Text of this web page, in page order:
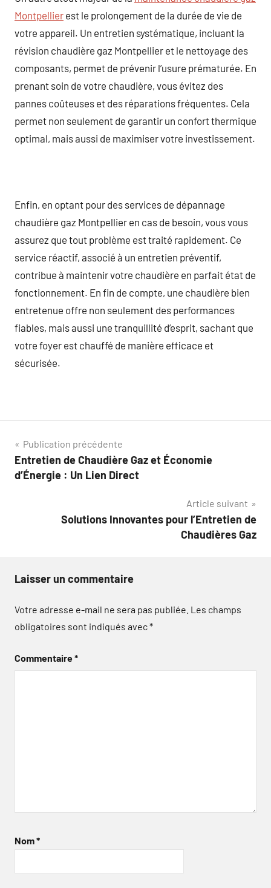
Montpellier est le prolongement de la durée de vie de
votre appareil. Un entretien systématique, incluant la
révision chaudière gaz Montpellier et le nettoyage des
composants, permet de prévenir l’usure prématurée. En
prenant soin de votre chaudière, vous évitez des
pannes coûteuses et des réparations fréquentes. Cela
permet non seulement de garantir un confort thermique
optimal, mais aussi de maximiser votre investissement.
Enfin, en optant pour des services de dépannage
chaudière gaz Montpellier en cas de besoin, vous vous
assurez que tout problème est traité rapidement. Ce
service réactif, associé à un entretien préventif,
contribue à maintenir votre chaudière en parfait état de
fonctionnement. En fin de compte, une chaudière bien
entretenue offre non seulement des performances
fiables, mais aussi une tranquillité d’esprit, sachant que
votre foyer est chauffé de manière efficace et
sécurisée.
Navigation
de
Publication précédente
Entretien de Chaudière Gaz et Économie
d’Énergie : Un Lien Direct
Article suivant
Solutions Innovantes pour l’Entretien de
Chaudières Gaz
Laisser un commentaire
Votre adresse e-mail ne sera pas publiée. Les champs
obligatoires sont indiqués avec*
Commentaire*
Nom*